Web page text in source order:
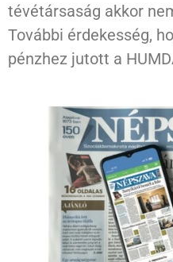
tévétársaság akkor
További érdekesség,
pénzhez jutott a